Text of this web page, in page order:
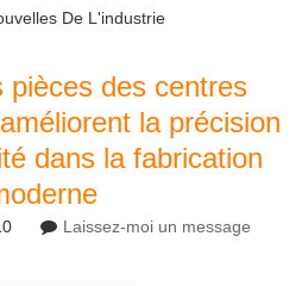
De L'industrie
pièces des centres
la précision
dans la fabrication
Laissez-moi un message